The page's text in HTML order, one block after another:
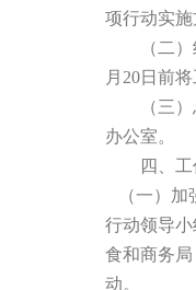
项行动实
（二）组
月20日前
（三）总
办公室。
四、工
（一）加
行动领导
食和商务
动。